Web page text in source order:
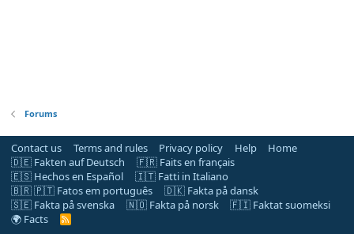
Forums
Contact us Terms and rules Privacy policy Help
Home
🇩🇪 Fakten auf Deutsch
🇫🇷 Faits en français
🇪🇸 Hechos en Español
🇮🇹 Fatti in Italiano
🇧🇷 🇵🇹 Fatos em português
🇩🇰 Fakta på dansk
🇸🇪 Fakta på svenska
🇳🇴 Fakta på norsk
🇫🇮 Faktat suomeksi
🌍 Facts
R